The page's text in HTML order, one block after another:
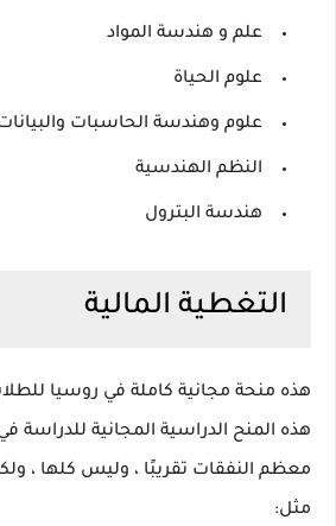
علم و هندسة المواد
علوم الحياة
علوم وهندسة الحاسبات
النظم الهندسية
هندسة البترول
التغطية المالية
هذه منحة مجانية كاملة في روسيا
هذه المنح الدراسية المجانية للدراسة
معظم النفقات تقريبًا ، وليس كلها ،
مثل: